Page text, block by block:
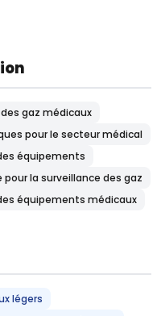
gaz médicaux
pour le secteur médical
équipements
la surveillance des gaz
équipements médicaux
légers